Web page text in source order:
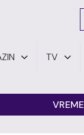
TV
VREME